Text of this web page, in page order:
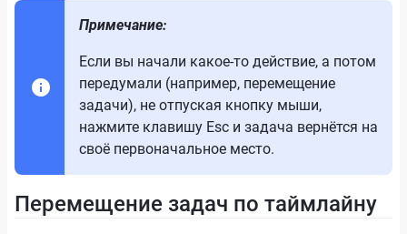
Примечание:
Если вы начали какое-то действие, а потом
передумали (например, перемещение
задачи), не отпуская кнопку мыши,
нажмите клавишу Esc и задача вернётся на
своё первоначальное место.
Перемещение задач по таймлайну